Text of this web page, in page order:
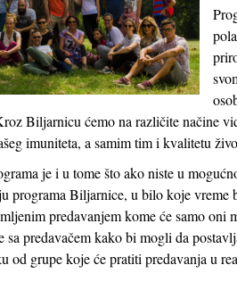
Biljarnicu ćemo na različite načine
imuniteta, a samim tim i kvalitetu
je i u tome što ako niste u
programa Biljarnice, u bilo koje vreme
predavanjem kome će samo
sa predavačem kako bi mogli da
od grupe koje će pratiti predavanja u